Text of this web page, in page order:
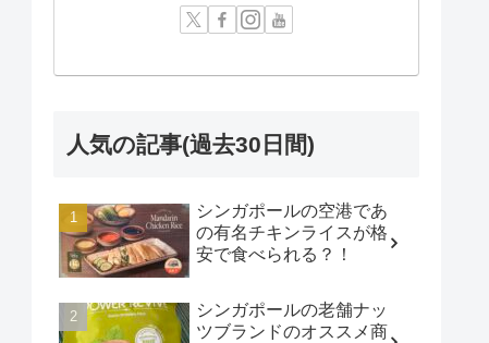
人気の記事(過去30日間)
シンガポールの空港であ
の有名チキンライスが格
安で食べられる？！
シンガポールの老舗ナッ
ツブランドのオススメ商